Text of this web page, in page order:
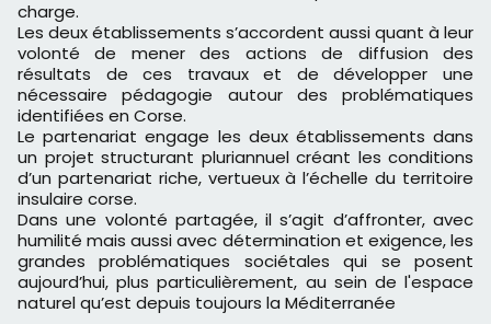
charge.
Les deux établissements s’accordent aussi quant à leur
volonté de mener des actions de diffusion des
résultats de ces travaux et de développer une
nécessaire pédagogie autour des problématiques
identifiées en Corse.
Le partenariat engage les deux établissements dans
un projet structurant pluriannuel créant les conditions
d’un partenariat riche, vertueux à l’échelle du territoire
insulaire corse.
Dans une volonté partagée, il s’agit d’affronter, avec
humilité mais aussi avec détermination et exigence, les
grandes problématiques sociétales qui se posent
aujourd’hui, plus particulièrement, au sein de l'espace
naturel qu’est depuis toujours la Méditerranée